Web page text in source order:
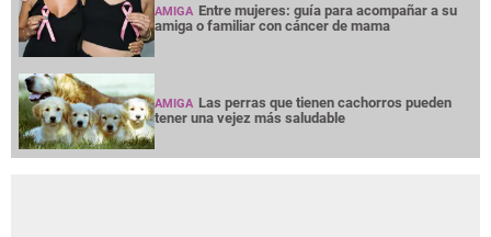
AMIGA Entre mujeres: guía para acompañar a su
amiga o familiar con cáncer de mama
AMIGA Las perras que tienen cachorros pueden
tener una vejez más saludable